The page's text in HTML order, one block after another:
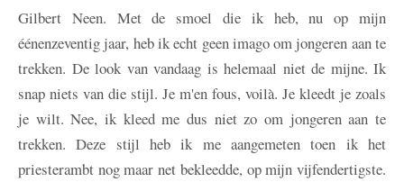
Gilbert Neen. Met de smoel die ik heb, nu op mijn
éénenzeventig jaar, heb ik echt geen imago om jongeren aan te
trekken. De look van vandaag is helemaal niet de mijne. Ik
snap niets van die stijl. Je m'en fous, voilà. Je kleedt je zoals
je wilt. Nee, ik kleed me dus niet zo om jongeren aan te
trekken. Deze stijl heb ik me aangemeten toen ik het
priesterambt nog maar net bekleedde, op mijn vijfendertigste.